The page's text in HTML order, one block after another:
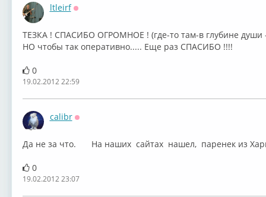
ltleirf
ТЕЗКА ! СПАСИБО ОГРОМНОЕ ! (где-то там-в глубине души
НО чтобы так оперативно..... Еще раз СПАСИБО !!!!
0
19.02.2012 22:59
calibr
Да не за что.
На наших сайтах нашел, паренек из
0
19.02.2012 23:07